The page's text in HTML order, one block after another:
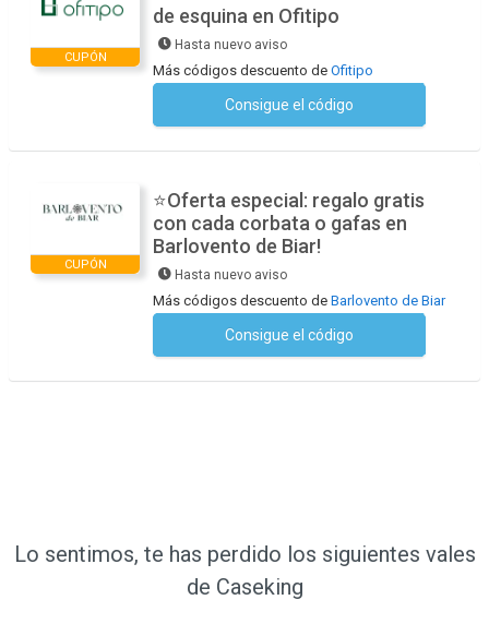
CUPÓN
de esquina en Ofitipo
Hasta nuevo aviso
Más códigos descuento de Ofitipo
Consigue el código
CUPÓN
⭐Oferta especial: regalo gratis
con cada corbata o gafas en
Barlovento de Biar!
Hasta nuevo aviso
Más códigos descuento de Barlovento de Biar
Consigue el código
Lo sentimos, te has perdido los siguientes vales
de Caseking